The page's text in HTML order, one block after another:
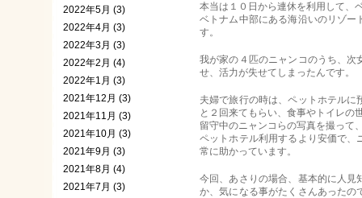
本当は１０日から連休を利用して、
ベトナム中部にある海沿いのリゾ
す。
我が家の４匹のニャンコのうち、
せ、活力が失せてしまったんです。
夫婦で旅行の時は、ペットホテル
と２回来てもらい、食事やトイレの
留守中のニャンコらの写真を撮って
ペットホテル利用するより安価で
常に助かっています。
今回、あさりの場合、基本的に人
か、気になる事がたくさんあった
2022年5月 (3)
2022年4月 (3)
2022年3月 (3)
2022年2月 (4)
2022年1月 (3)
2021年12月 (3)
2021年11月 (3)
2021年10月 (3)
2021年9月 (3)
2021年8月 (4)
2021年7月 (3)